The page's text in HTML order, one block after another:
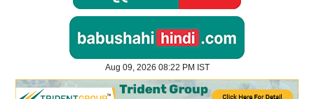
Aug 09, 2026 08:22 PM IST